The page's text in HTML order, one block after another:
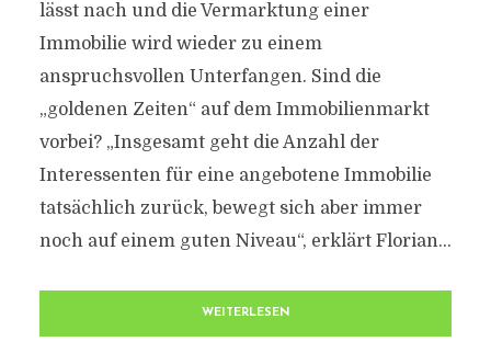
lässt nach und die Vermarktung einer
Immobilie wird wieder zu einem
anspruchsvollen Unterfangen. Sind die
„goldenen Zeiten“ auf dem Immobilienmarkt
vorbei? „Insgesamt geht die Anzahl der
Interessenten für eine angebotene Immobilie
tatsächlich zurück, bewegt sich aber immer
noch auf einem guten Niveau“, erklärt Florian...
WEITERLESEN